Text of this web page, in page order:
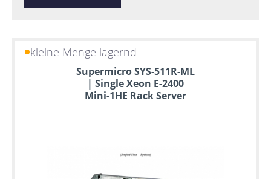
kleine Menge lagernd
Supermicro SYS-511R-ML
| Single Xeon E-2400
Mini-1HE Rack Server